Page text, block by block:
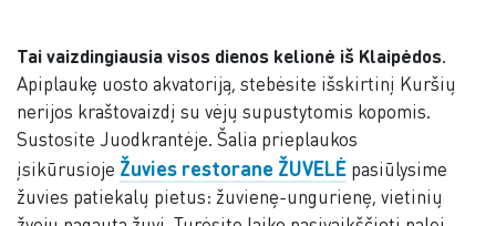
Tai vaizdingiausia visos dienos kelionė iš Klaipėdos.
Apiplaukę uosto akvatoriją, stebėsite išskirtinį Kuršių
nerijos kraštovaizdį su vėjų supustytomis kopomis.
Sustosite Juodkrantėje. Šalia prieplaukos
įsikūrusioje Žuvies restorane ŽUVELĖ pasiūlysime
žuvies patiekalų pietus: žuvienę-ungurienę, vietinių